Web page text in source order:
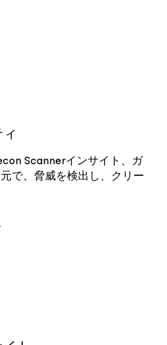
Scannerインサイト、ガ
で、脅威を検出し、クリー